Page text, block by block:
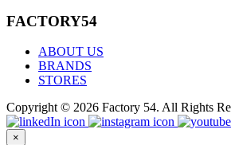
FACTORY54
ABOUT US
BRANDS
STORES
Copyright © 2026 Factory 54. All Rights
×